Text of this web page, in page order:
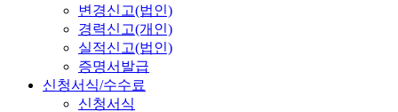
변경신고(법인)
경력신고(개인)
실적신고(법인)
증명서발급
신청서식/수수료
신청서식